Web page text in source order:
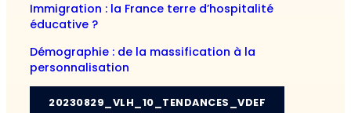
Immigration : la France terre d’hospitalité
éducative ?
Démographie : de la massification à la
personnalisation
20230829_VLH_10_TENDANCES_VDEF